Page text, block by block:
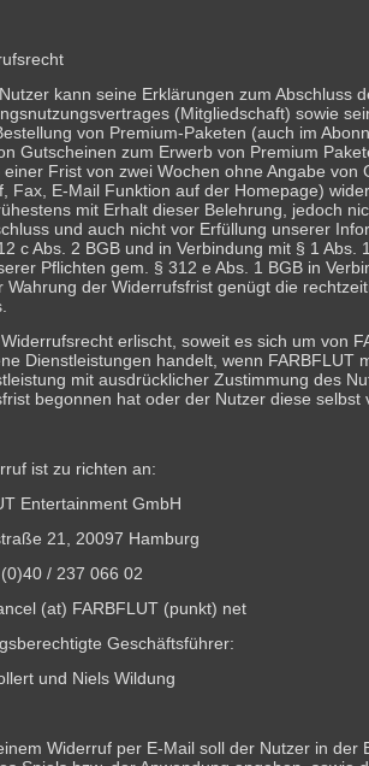
kann seine Erklärungen zum Abschluss
(Mitgliedschaft) sowie
von Premium-Paketen (auch im
Gutscheinen zum Erwerb von Premium
einer Frist von zwei Wochen ohne Angabe von
Fax, E-Mail Funktion auf der Homepage)
mit Erhalt dieser Belehrung, jedoch
und auch nicht vor Erfüllung unserer
c Abs. 2 BGB und in Verbindung mit § 1 Abs.
Pflichten gem. § 312 e Abs. 1 BGB in
Wahrung der Widerrufsfrist genügt die
erlischt, soweit es sich um von
Dienstleistungen handelt, wenn FARBFLUT
mit ausdrücklicher Zustimmung des
begonnen hat oder der Nutzer diese selbst
ist zu richten an:
Entertainment GmbH
21, 20097 Hamburg
/ 237 066 02
(at) FARBFLUT (punkt) net
Geschäftsführer:
und Niels Wildung
Widerruf per E-Mail soll der Nutzer in der